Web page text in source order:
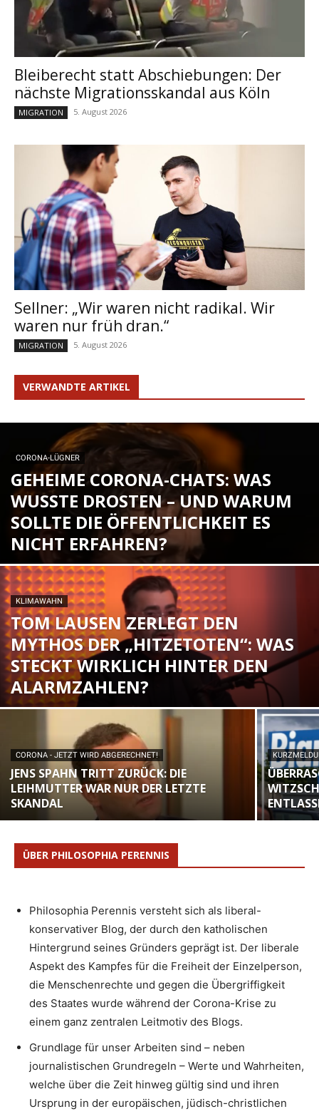
Bleiberecht statt Abschiebungen: Der
nächste Migrationsskandal aus Köln
MIGRATION 5. August 2026
Sellner: „Wir waren nicht radikal. Wir
waren nur früh dran.“
MIGRATION 5. August 2026
VERWANDTE ARTIKEL
CORONA-LÜGNER
GEHEIME CORONA-CHATS: WAS
WUSSTE DROSTEN – UND WARUM
SOLLTE DIE ÖFFENTLICHKEIT ES
NICHT ERFAHREN?
KLIMAWAHN
TOM LAUSEN ZERLEGT DEN
MYTHOS DER „HITZETOTEN“: WAS
STECKT WIRKLICH HINTER DEN
ALARMZAHLEN?
CORONA - JETZT WIRD ABGERECHNET!
JENS SPAHN TRITT ZURÜCK: DIE
LEIHMUTTER WAR NUR DER LETZTE
SKANDAL
ÜBER PHILOSOPHIA PERENNIS
Philosophia Perennis versteht sich als liberal-
konservativer Blog, der durch den katholischen
Hintergrund seines Gründers geprägt ist. Der liberale
Aspekt des Kampfes für die Freiheit der Einzelperson,
die Menschenrechte und gegen die Übergriffigkeit
des Staates wurde während der Corona-Krise zu
einem ganz zentralen Leitmotiv des Blogs.
Grundlage für unser Arbeiten sind – neben
journalistischen Grundregeln – Werte und Wahrheiten,
welche über die Zeit hinweg gültig sind und ihren
Ursprung in der europäischen, jüdisch-christlichen